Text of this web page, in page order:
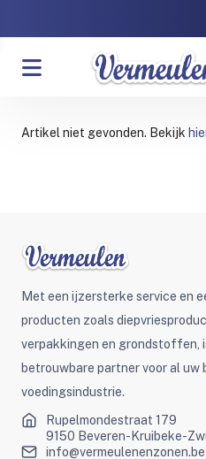
Artikel niet gevonden. Bekijk
Met een ijzersterke service en
producten zoals
verpakkingen en grondstoffen,
betrouwbare partner voor al uw
voedingsindustrie.
Rupelmondestraat 179
9150 Beveren-Kruibeke-
info@vermeulenenzonen.be